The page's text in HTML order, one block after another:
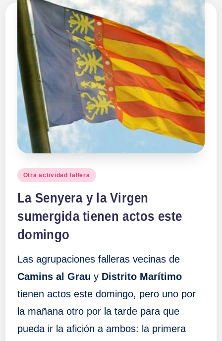
Publicado
Otra actividad fallera
La Senyera y la Virgen
sumergida tienen actos este
domingo
Las agrupaciones falleras vecinas de
Camins al Grau y Distrito Marítimo
tienen actos este domingo, pero uno por
la mañana otro por la tarde para que
pueda ir la afición a ambos: la primera